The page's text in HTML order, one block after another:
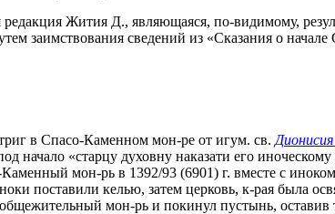
Жития Д., являющаяся, по-видимому,
заимствования сведений из «Сказания о
в Спасо-Каменном мон-ре от игум. св.
начало «старцу духовну наказати его
мон-рь в 1392/93 (6901) г. вместе с
поставили келью, затем церковь, к-рая была
мон-рь и покинул пустынь,